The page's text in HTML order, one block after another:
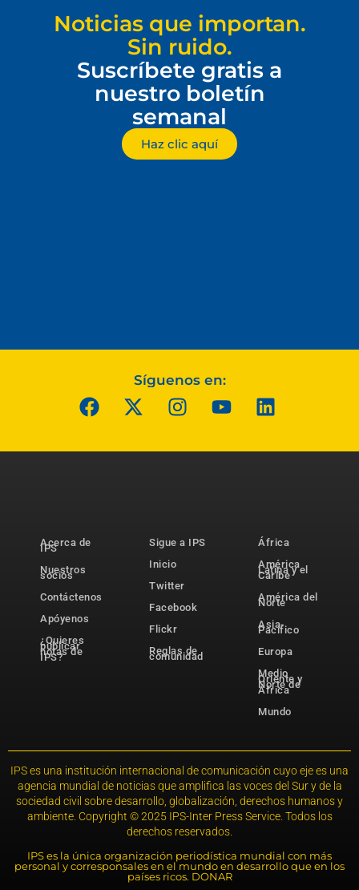
Noticias que importan.
Sin ruido.
Suscríbete gratis a
nuestro boletín
semanal
Haz clic aquí
Síguenos en:
Acerca de
IPS
Nuestros
socios
Contáctenos
Apóyenos
¿Quieres
publicar
notas de
IPS?
Sigue a IPS
Inicio
Twitter
Facebook
Flickr
Reglas de
comunidad
África
América
Latina y el
Caribe
América del
Norte
Asia-
Pacífico
Europa
Medio
Oriente y
Norte de
África
Mundo
IPS es una institución internacional de comunicación cuyo eje es una
agencia mundial de noticias que amplifica las voces del Sur y de la
sociedad civil sobre desarrollo, globalización, derechos humanos y
ambiente. Copyright © 2025 IPS-Inter Press Service. Todos los
derechos reservados.
IPS es la única organización periodística mundial con más
personal y corresponsales en el mundo en desarrollo que en los
países ricos. DONAR